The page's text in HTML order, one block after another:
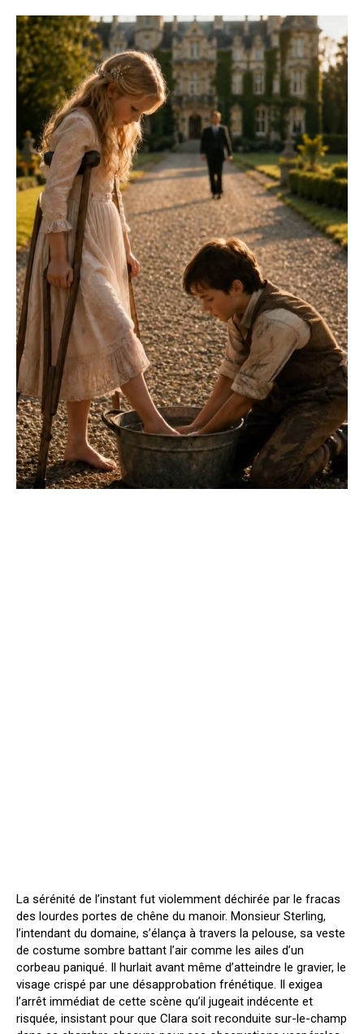
La sérénité de l’instant fut violemment déchirée par le fracas
des lourdes portes de chêne du manoir. Monsieur Sterling,
l’intendant du domaine, s’élança à travers la pelouse, sa veste
de costume sombre battant l’air comme les ailes d’un
corbeau paniqué. Il hurlait avant même d’atteindre le gravier, le
visage crispé par une désapprobation frénétique. Il exigea
l’arrêt immédiat de cette scène qu’il jugeait indécente et
risquée, insistant pour que Clara soit reconduite sur-le-champ